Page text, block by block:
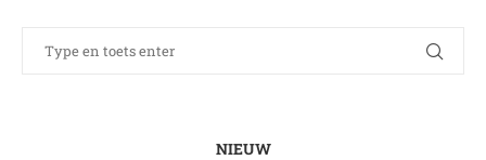
NIEUW